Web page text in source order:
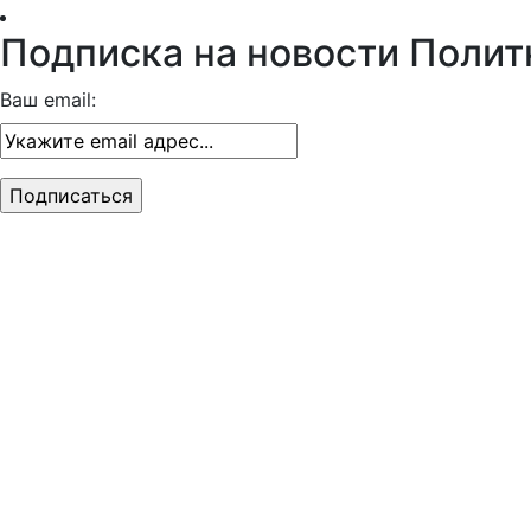
Подписка на новости
Ваш email: